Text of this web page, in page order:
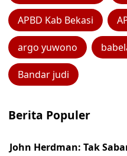
APBD Kab Bekasi
argo yuwono
Bandar judi
Berita Populer
John Herdman: Tak